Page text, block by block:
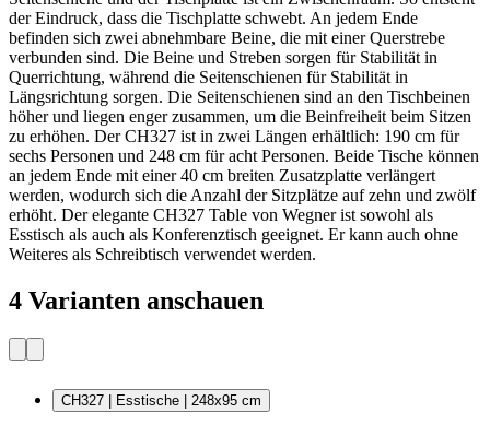
der Eindruck, dass die Tischplatte schwebt. An jedem Ende
befinden sich zwei abnehmbare Beine, die mit einer Querstrebe
verbunden sind. Die Beine und Streben sorgen für Stabilität in
Querrichtung, während die Seitenschienen für Stabilität in
Längsrichtung sorgen. Die Seitenschienen sind an den Tischbeinen
höher und liegen enger zusammen, um die Beinfreiheit beim Sitzen
zu erhöhen. Der CH327 ist in zwei Längen erhältlich: 190 cm für
sechs Personen und 248 cm für acht Personen. Beide Tische können
an jedem Ende mit einer 40 cm breiten Zusatzplatte verlängert
werden, wodurch sich die Anzahl der Sitzplätze auf zehn und zwölf
erhöht. Der elegante CH327 Table von Wegner ist sowohl als
Esstisch als auch als Konferenztisch geeignet. Er kann auch ohne
Weiteres als Schreibtisch verwendet werden.
4 Varianten anschauen
CH327 | Esstische | 248x95 cm